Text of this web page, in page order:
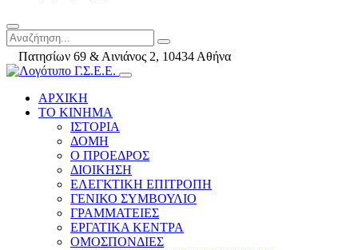
Πατησίων 69 & Αινιάνος 2, 10434 Αθήνα
ΑΡΧΙΚΗ
ΤΟ ΚΙΝΗΜΑ
ΙΣΤΟΡΙΑ
ΔΟΜΗ
Ο ΠΡΟΕΔΡΟΣ
ΔΙΟΙΚΗΣΗ
ΕΛΕΓΚΤΙΚΗ ΕΠΙΤΡΟΠΗ
ΓΕΝΙΚΟ ΣΥΜΒΟΥΛΙΟ
ΓΡΑΜΜΑΤΕΙΕΣ
ΕΡΓΑΤΙΚΑ ΚΕΝΤΡΑ
ΟΜΟΣΠΟΝΔΙΕΣ